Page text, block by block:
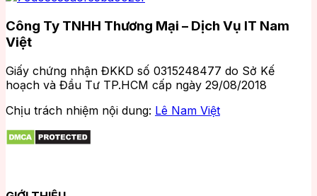
Công Ty TNHH Thương Mại – Dịch Vụ IT Nam
Việt
Giấy chứng nhận ĐKKD số 0315248477 do Sở Kế
hoạch và Đầu Tư TP.HCM cấp ngày 29/08/2018
Chịu trách nhiệm nội dung: Lê Nam Việt